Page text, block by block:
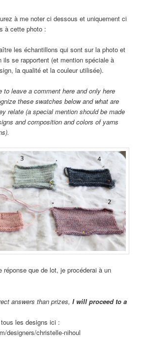
à me noter ci dessous et uniquement ci
à cette photo :
les échantillons qui sont sur la photo et
ils se rapportent (et mention spéciale à
la qualité et la couleur utilisée).
to leave a comment here and only here
these swatches below and what are
relate (a special mention should be made
and composition and colors of yarns
réponse que de lot, je procéderai à un
answers than prizes,I willproceed toa
les designs ici :
designers/christelle-nihoul